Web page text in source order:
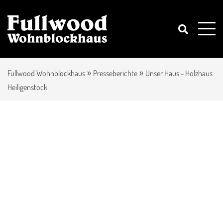
Fullwood Wohnblockhaus » Presseberichte » Unser Haus - Holzhaus
Heiligenstock